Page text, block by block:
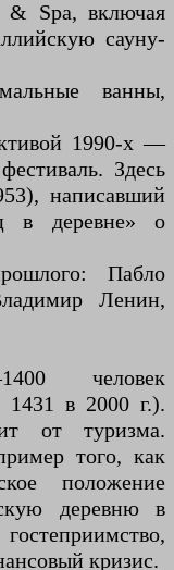
& Spa, включая
сауну-
ванны,
1990-х —
Здесь
написавший
в деревне» о
Пабло
Ленин,
человек
1431 в 2000 г.).
от туризма.
того, как
положение
деревню в
кризис.